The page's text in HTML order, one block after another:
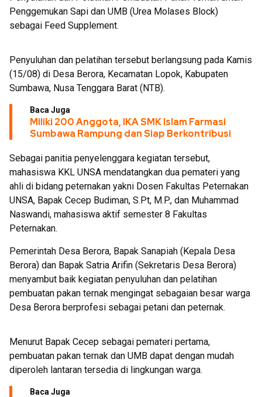
Penggemukan Sapi dan UMB (Urea Molases Block)
sebagai Feed Supplement.
Penyuluhan dan pelatihan tersebut berlangsung pada Kamis
(15/08) di Desa Berora, Kecamatan Lopok, Kabupaten
Sumbawa, Nusa Tenggara Barat (NTB).
Baca Juga
Miliki 200 Anggota, IKA SMK Islam Farmasi
Sumbawa Rampung dan Siap Berkontribusi
Sebagai panitia penyelenggara kegiatan tersebut,
mahasiswa KKL UNSA mendatangkan dua pemateri yang
ahli di bidang peternakan yakni Dosen Fakultas Peternakan
UNSA, Bapak Cecep Budiman, S.Pt, M.P., dan Muhammad
Naswandi, mahasiswa aktif semester 8 Fakultas
Peternakan.
Pemerintah Desa Berora, Bapak Sanapiah (Kepala Desa
Berora) dan Bapak Satria Arifin (Sekretaris Desa Berora)
menyambut baik kegiatan penyuluhan dan pelatihan
pembuatan pakan ternak mengingat sebagaian besar warga
Desa Berora berprofesi sebagai petani dan peternak.
Menurut Bapak Cecep sebagai pemateri pertama,
pembuatan pakan ternak dan UMB dapat dengan mudah
diperoleh lantaran tersedia di lingkungan warga.
Baca Juga